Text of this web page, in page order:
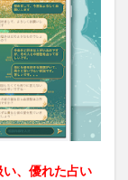
、優れた占い